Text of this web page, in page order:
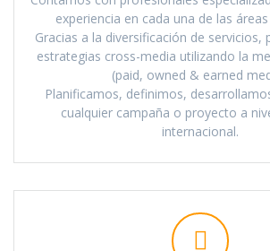
experiencia en cada una de las
Gracias a la diversificación de servicios,
estrategias cross-media utilizando la
(paid, owned & earned
Planificamos, definimos,
cualquier campaña o proyecto a
internacional.